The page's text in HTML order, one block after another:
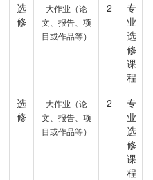
选
修
大作业（论
文、报告、项
目或作品等）
2
专
业
选
修
课
程
选
修
大作业（论
文、报告、项
目或作品等）
2
专
业
选
修
课
程